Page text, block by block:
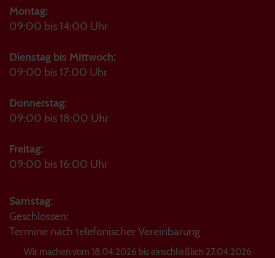
Montag:
09:00 bis 14:00 Uhr
Dienstag bis Mittwoch:
09:00 bis 17:00 Uhr
Donnerstag:
09:00 bis 18:00 Uhr
Freitag:
09:00 bis 16:00 Uhr
Samstag:
Geschlossen:
Termine nach telefonischer Vereinbarung
Wir machen vom 18.04.2026 bis einschließlich 27.04.2026